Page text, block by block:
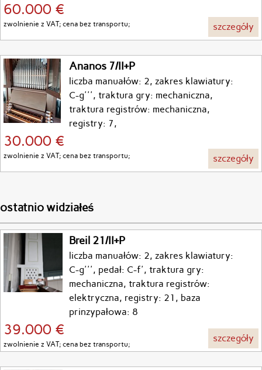
60.000 €
zwolnienie z VAT; cena bez transportu; szczegóły
Ananos 7/II+P
liczba manuałów: 2, zakres klawiatury:
C-g''', traktura gry: mechaniczna,
traktura registrów: mechaniczna,
registry: 7,
30.000 €
zwolnienie z VAT; cena bez transportu; szczegóły
ostatnio widziałeś
Breil 21/II+P
liczba manuałów: 2, zakres klawiatury:
C-g''', pedał: C-f', traktura gry:
mechaniczna, traktura registrów:
elektryczna, registry: 21, baza
prinzypałowa: 8
39.000 €
zwolnienie z VAT; cena bez transportu;
szczegóły